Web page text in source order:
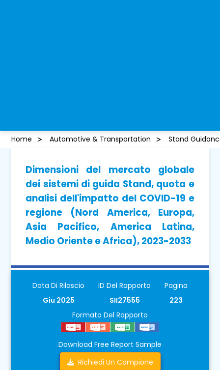
Home Automotive & Transportation Stand
Dimensioni del mercato globale
dei sistemi di guida Stand, quota e
analisi dell'impatto del COVID-19 e
regione (Nord America, Europa,
Asia Pacifico, America Latina,
Medio Oriente e Africa), 2023-2033
Data Di Rilascio
Giu 2025
ID Del Rapporto
SII27555
Pagina
223
Formato Del Rapporto
Download Free Report Sample
Richiedi Un Campione